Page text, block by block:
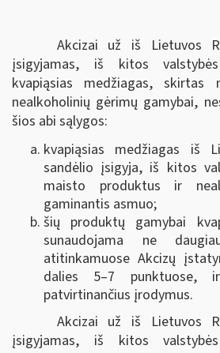
Akcizai už iš Lietuvos
įsigyjamas, iš kitos
kvapiąsias medžiagas,
nealkoholinių gėrimų gamybai,
šios abi sąlygos:
kvapiąsias medžiagas iš
sandėlio įsigyja, iš kitos
maisto produktus ir
gaminantis asmuo;
šių produktų gamybai
sunaudojama ne
atitinkamuose Akcizų
dalies 5–7
patvirtinančius įrodymus.
Akcizai už iš Lietuvos
įsigyjamas, iš kitos